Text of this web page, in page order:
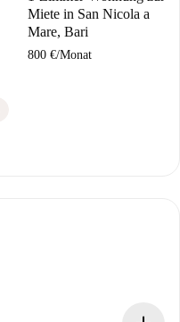
Miete in San Nicola a
Mare, Bari
800 €/Monat